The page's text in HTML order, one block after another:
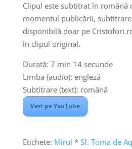
Clipul este subtitrat în română
momentul publicării,
disponibilă doar pe
în clipul original.
Durată: 7 min 14 secunde
Limba (audio): engleză
Subtitrare (text): română
Vezi pe YouTube
Etichete: Mirul * Sf. Toma de